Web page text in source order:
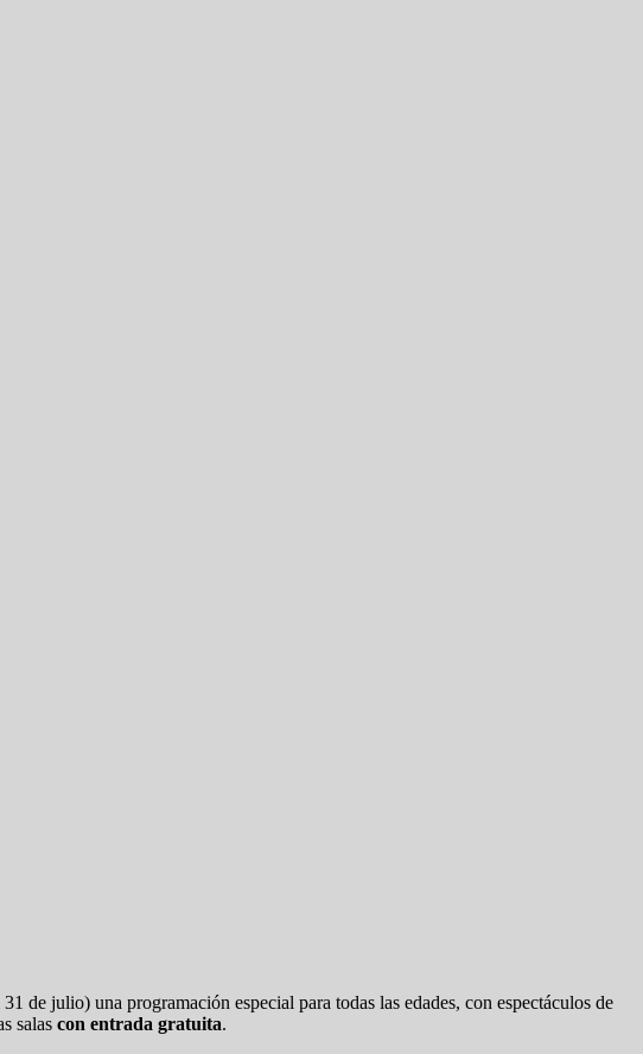
de julio) una programación especial para todas las edades, con espectáculos de
salas con entrada gratuita.